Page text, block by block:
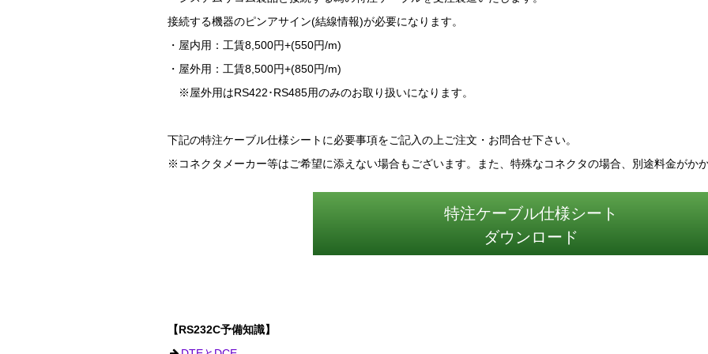
接続する機器のピンアサイン(結線情報)が必要になります。
・屋内用：工賃8,500円+(550円/m)
・屋外用：工賃8,500円+(850円/m)
※屋外用はRS422･RS485用のみのお取り扱いになります。
下記の特注ケーブル仕様シートに必要事項をご記入の上ご注文・お問合せ下さい。
※コネクタメーカー等はご希望に添えない場合もございます。また、特殊なコネクタの場合、別途料金がか
特注ケーブル仕様シート
ダウンロード
【RS232C予備知識】